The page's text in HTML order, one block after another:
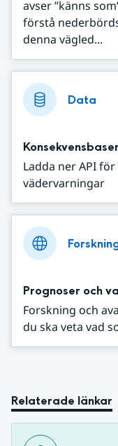
avser ”känns
förstå
denna vägled...
Data
Ladda ner API
vädervarningar
Prognoser och
Forskning och
du ska veta vad
Relaterade länkar